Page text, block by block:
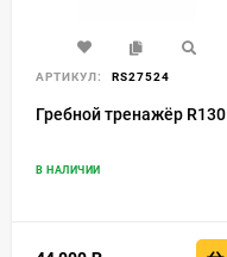
АРТИКУЛ: RS27524
Гребной тренажёр R130
В НАЛИЧИИ